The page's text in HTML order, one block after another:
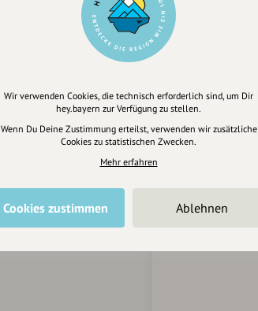
Wir verwenden Cookies, die technisch erforderlich sind, um Dir
hey.bayern zur Verfügung zu stellen.
Wenn Du Deine Zustimmung erteilst, verwenden wir zusätzliche
Cookies zu statistischen Zwecken.
Mehr erfahren
Cookies zustimmen Ablehnen